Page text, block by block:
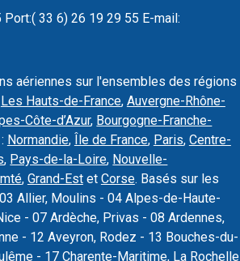
33 6) 26 19 29 55 E-mail:
aériennes sur l'ensembles des régions
Les Hauts-de-France, Auvergne-Rhône-
Côte-d’Azur, Bourgogne-Franche-
Normandie, Île de France, Paris, Centre-
, Pays-de-la-Loire, Nouvelle-
, Grand-Estet Corse. Basés sur les
Allier, Moulins - 04 Alpes-de-Haute-
- 07 Ardèche, Privas - 08 Ardennes,
- 12 Aveyron, Rodez - 13 Bouches-du-
- 17 Charente-Maritime, La Rochelle